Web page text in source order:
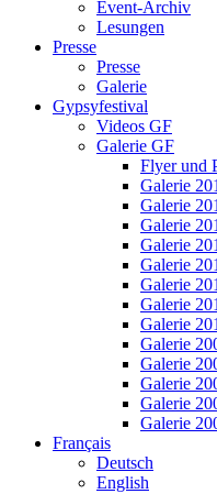
Event-Archiv
Lesungen
Presse
Presse
Galerie
Gypsyfestival
Videos GF
Galerie GF
Flyer und
Galerie
Galerie
Galerie
Galerie
Galerie
Galerie
Galerie
Galerie
Galerie
Galerie
Galerie
Galerie
Galerie
Français
Deutsch
English